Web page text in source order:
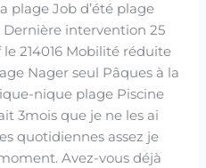
plage Job d’été plage
intervention 25
214016 Mobilité réduite
Nager seul Pâques à la
nique plage Piscine
3mois que je ne les ai
quotidiennes assez je
Avez-vous déjà